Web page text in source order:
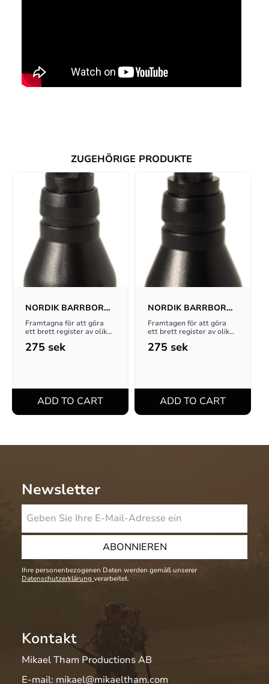
ZUGEHÖRIGE PRODUKTE
NORDIK BARRBORN
BASIC CROW
Framtagna för att göra
ett brett register av olika
Lätt och smidigt format!
275 sek
NORDIK BARRBORN
PRO CROW
Framtagen för att göra
ett brett register av olika
275 sek
Newsletter
ABONNIEREN
Ihre personenbezogenen Daten werden gemäß unserer
Datenschutzerklärung verarbeitet.
Kontakt
Mikael Tham Productions AB
E-mail: mikael@mikaeltham.com